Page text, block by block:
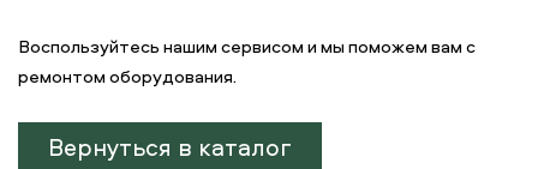
Воспользуйтесь нашим сервисом и мы поможем вам с
ремонтом оборудования.
Вернуться в каталог